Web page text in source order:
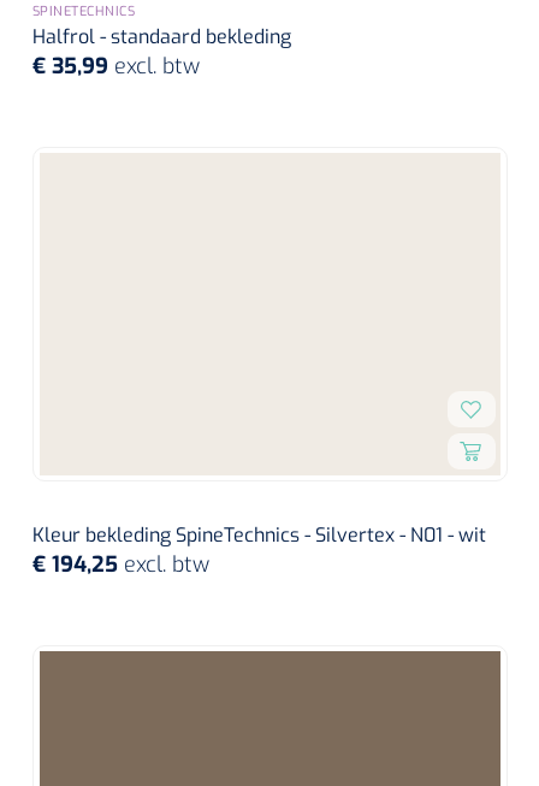
SPINETECHNICS
Halfrol - standaard bekleding
€ 35,99 excl. btw
Kleur bekleding SpineTechnics - Silvertex - N01 - wit
€ 194,25 excl. btw